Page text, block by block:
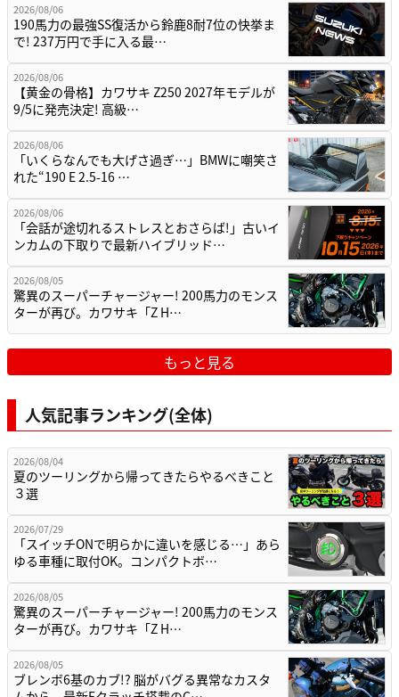
2026/08/06
190馬力の最強SS復活から鈴鹿8耐7位の快挙ま
で! 237万円で手に入る最…
2026/08/06
【黄金の骨格】カワサキ Z250 2027年モデルが
9/5に発売決定! 高級…
2026/08/06
「いくらなんでも大げさ過ぎ…」BMWに嘲笑さ
れた“190 E 2.5-16 …
2026/08/06
「会話が途切れるストレスとおさらば!」古いイ
ンカムの下取りで最新ハイブリッド…
2026/08/05
驚異のスーパーチャージャー! 200馬力のモンス
ターが再び。カワサキ「Z H…
もっと見る
人気記事ランキング(全体)
2026/08/04
夏のツーリングから帰ってきたらやるべきこと
３選
2026/07/29
「スイッチONで明らかに違いを感じる…」あら
ゆる車種に取付OK。コンパクトボ…
2026/08/05
驚異のスーパーチャージャー! 200馬力のモンス
ターが再び。カワサキ「Z H…
2026/08/05
ブレンボ6基のカブ!? 脳がバグる異常なカスタ